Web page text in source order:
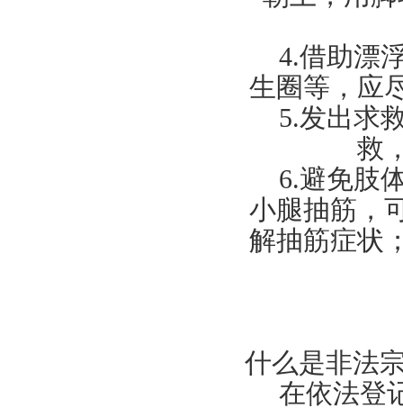
4.借助漂
生圈等，应
5.发出求
救
6.避免肢
小腿抽筋，
解抽筋症状
什么是非法
在依法登